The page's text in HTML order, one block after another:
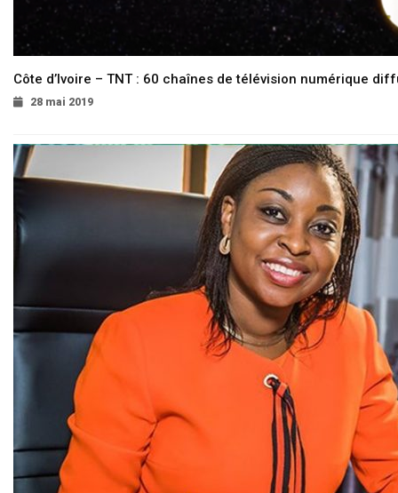
Côte d’Ivoire – TNT : 60 chaînes de télévision numérique
28 mai 2019